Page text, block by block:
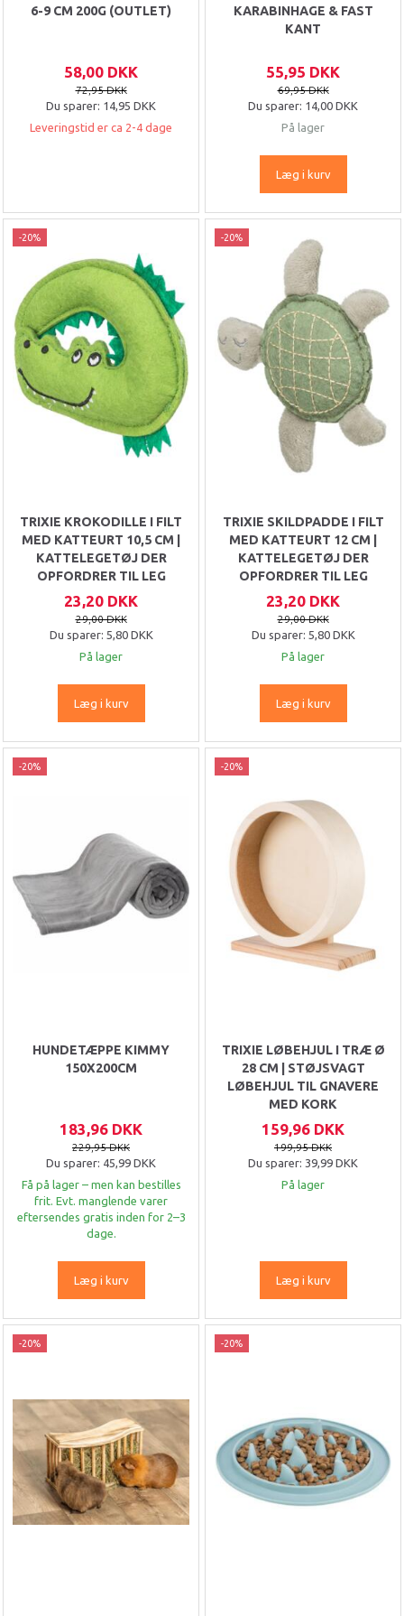
6-9 CM 200G (OUTLET)
58,00 DKK
72,95 DKK
Du sparer: 14,95 DKK
Leveringstid er ca 2-4 dage
KARABINHAGE & FAST
KANT
55,95 DKK
69,95 DKK
Du sparer: 14,00 DKK
På lager
Læg i kurv
-20%
TRIXIE KROKODILLE I FILT
MED KATTEURT 10,5 CM |
KATTELEGETØJ DER
OPFORDRER TIL LEG
23,20 DKK
29,00 DKK
Du sparer: 5,80 DKK
På lager
Læg i kurv
-20%
TRIXIE SKILDPADDE I FILT
MED KATTEURT 12 CM |
KATTELEGETØJ DER
OPFORDRER TIL LEG
23,20 DKK
29,00 DKK
Du sparer: 5,80 DKK
På lager
Læg i kurv
-20%
HUNDETÆPPE KIMMY
150X200CM
183,96 DKK
229,95 DKK
Du sparer: 45,99 DKK
Få på lager – men kan bestilles
frit. Evt. manglende varer
eftersendes gratis inden for 2–3
dage.
Læg i kurv
-20%
TRIXIE LØBEHJUL I TRÆ Ø
28 CM | STØJSVAGT
LØBEHJUL TIL GNAVERE
MED KORK
159,96 DKK
199,95 DKK
Du sparer: 39,99 DKK
På lager
Læg i kurv
-20% -20%